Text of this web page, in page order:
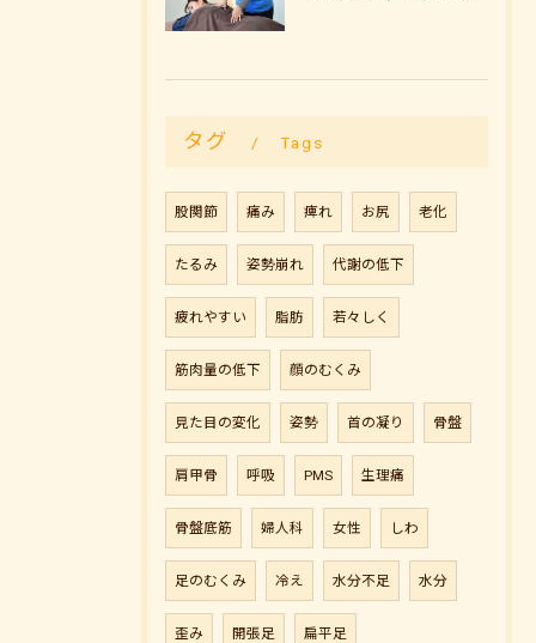
タグ Tags
股関節 痛み 痺れ お尻 老化
たるみ 姿勢崩れ 代謝の低下
疲れやすい 脂肪 若々しく
筋肉量の低下 顔のむくみ
見た目の変化 姿勢 首の凝り 骨盤
肩甲骨 呼吸 PMS 生理痛
骨盤底筋 婦人科 女性 しわ
足のむくみ 冷え 水分不足 水分
歪み 開張足 扁平足